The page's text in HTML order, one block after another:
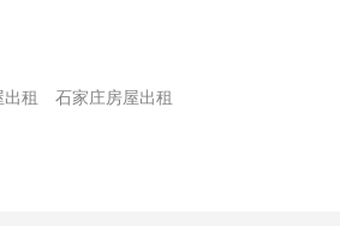
出租
石家庄房屋出租